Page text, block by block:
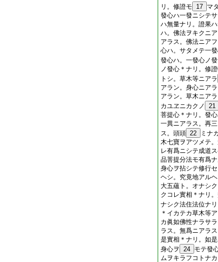
リ。修證モ
17 マ
發心ハ一發ニシテ
ハ無量ナリ。證果
ハ。佛法ヲキクニ
アラス。佛法ニア
心ハ。サタメテ一
發心ハ。一發心ノ
ノ發心＊ナリ。修
トシ。草木等ニアラ
アラン。身心ニア
アラン。草木ニア
カユヱニカクノ
21
菩提心＊ナリ。發
一異ニアラス。再
ス。頭頭 22
ミナ
木七寶ヲアツメテ
レ有爲ニシテ成道
品菩提分法モ有爲
身心ヲ拈シテ修行
ヘシ。究竟地アル
大五蘊ト。オナシ
クコレ實相＊ナリ
ナシク法住法位ナ
＊イカテカ草木等
カ眞如佛性ナラサ
ラス。無爲ニアラ
是實相＊ナリ。如
身心ヲ
24 モテ發
ムヲキラフコトナ